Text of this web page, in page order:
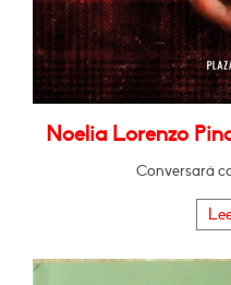
Noelia Lorenzo
Conversará